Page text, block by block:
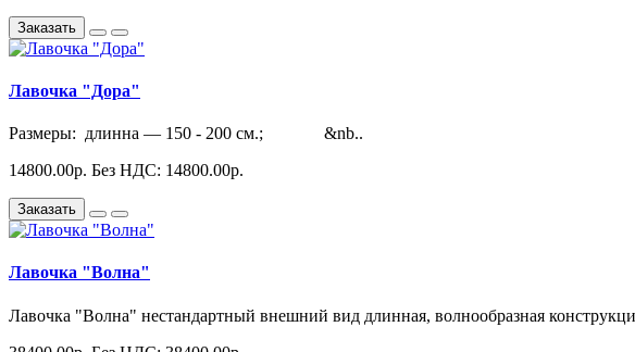
Заказать
Лавочка "Дора"
Размеры: длинна ― 150 - 200 см.; &nb..
14800.00р. Без НДС: 14800.00р.
Заказать
Лавочка "Волна"
Лавочка "Волна" нестандартный внешний вид длинная, волнообразная